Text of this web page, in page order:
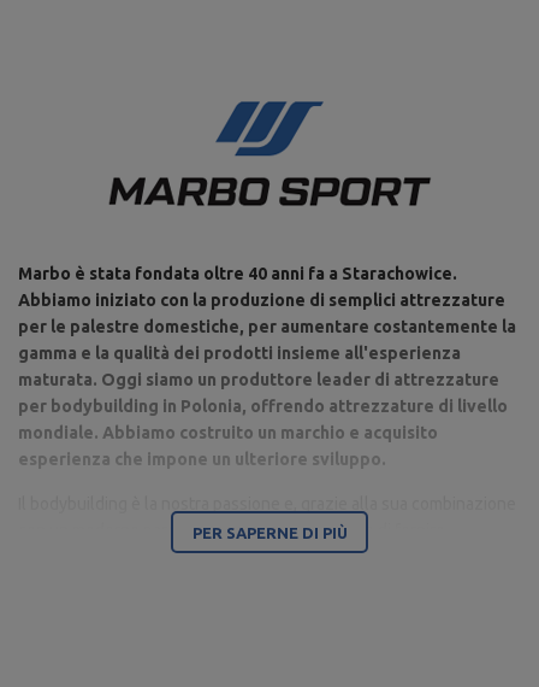
Marbo è stata fondata oltre 40 anni fa a Starachowice.
Abbiamo iniziato con la produzione di semplici attrezzature
per le palestre domestiche, per aumentare costantemente la
gamma e la qualità dei prodotti insieme all'esperienza
maturata. Oggi siamo un produttore leader di attrezzature
per bodybuilding in Polonia, offrendo attrezzature di livello
mondiale. Abbiamo costruito un marchio e acquisito
esperienza che impone un ulteriore sviluppo.
con un moderno parco macchine, siamo in grado di fornire
attrezzature di altissima qualità, realizzate con attenzione ai
PER SAPERNE DI PIÙ